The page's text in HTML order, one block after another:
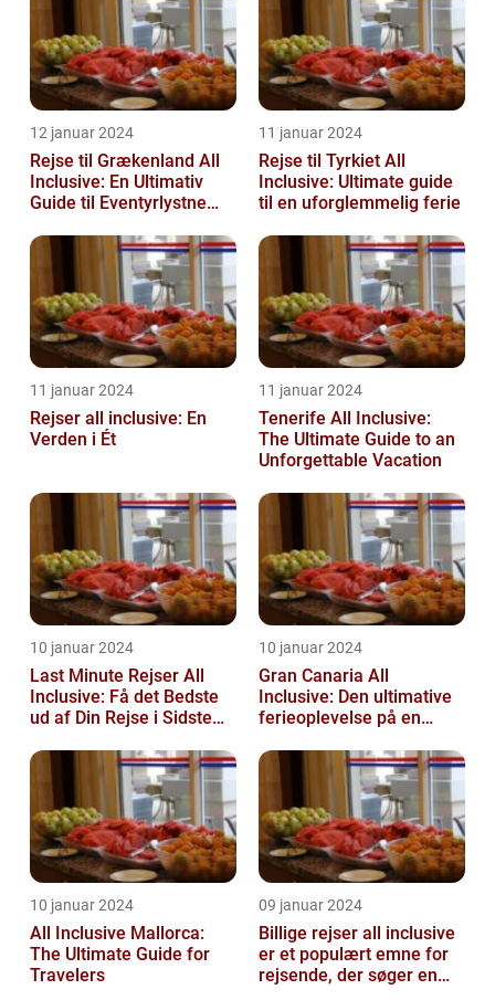
12 januar 2024
Rejse til Grækenland All
Inclusive: En Ultimativ
Guide til Eventyrlystne
11 januar 2024
Rejse til Tyrkiet All
Inclusive: Ultimate guide
til en uforglemmelig ferie
11 januar 2024
Rejser all inclusive: En
Verden i Ét
11 januar 2024
Tenerife All Inclusive:
The Ultimate Guide to an
Unforgettable Vacation
10 januar 2024
Last Minute Rejser All
Inclusive: Få det Bedste
ud af Din Rejse i Sidste
10 januar 2024
Gran Canaria All
Inclusive: Den ultimative
ferieoplevelse på en
10 januar 2024
All Inclusive Mallorca:
The Ultimate Guide for
Travelers
09 januar 2024
Billige rejser all inclusive
er et populært emne for
rejsende, der søger en